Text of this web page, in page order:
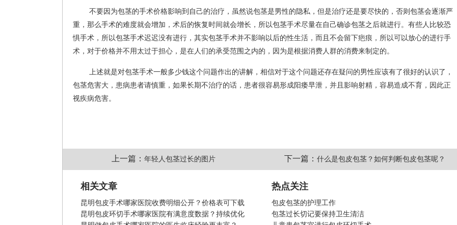
不要因为包茎的手术价格影响到自己的治疗，虽然说包茎是男性的隐私，但是治疗还是要尽快的，否则包茎会逐渐严
重，那么手术的难度就会增加，术后的恢复时间就会增长，所以包茎手术尽量在自己确诊包茎之后就进行。有些人比较恐
惧手术，所以包茎手术迟迟没有进行，其实包茎手术并不影响以后的性生活，而且不会留下疤痕，所以可以放心的进行手
术，对于价格并不用太过于担心，是在人们的承受范围之内的，因为是根据消费人群的消费来制定的。
上述就是对包茎手术一般多少钱这个问题作出的讲解，相信对于这个问题还存在疑问的男性应该有了很好的认识了，
包茎危害大，患病患者请慎重，如果长期不治疗的话，患者很容易形成阳痿早泄，并且影响射精，容易造成不育，因此正
视疾病危害。
上一篇： 年轻人包茎过长的图片 下一篇： 什么是包皮包茎？如何判断包皮包茎呢？
相关文章
昆明包皮手术哪家医院收费明细公开？价格表可下载
昆明包皮环切手术哪家医院有满意度数据？持续优化
热点关注
包皮包茎的护理工作
包茎过长切记要保持卫生清洁